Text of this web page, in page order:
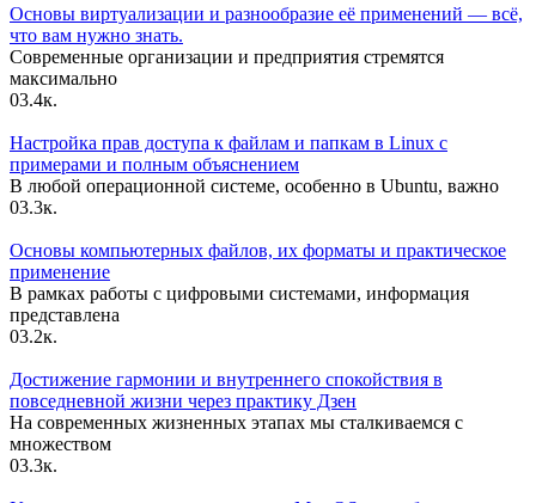
Основы виртуализации и разнообразие её применений — всё,
что вам нужно знать.
Современные организации и предприятия стремятся
максимально
03.4к.
Настройка прав доступа к файлам и папкам в Linux с
примерами и полным объяснением
В любой операционной системе, особенно в Ubuntu, важно
03.3к.
Основы компьютерных файлов, их форматы и практическое
применение
В рамках работы с цифровыми системами, информация
представлена
03.2к.
Достижение гармонии и внутреннего спокойствия в
повседневной жизни через практику Дзен
На современных жизненных этапах мы сталкиваемся с
множеством
03.3к.